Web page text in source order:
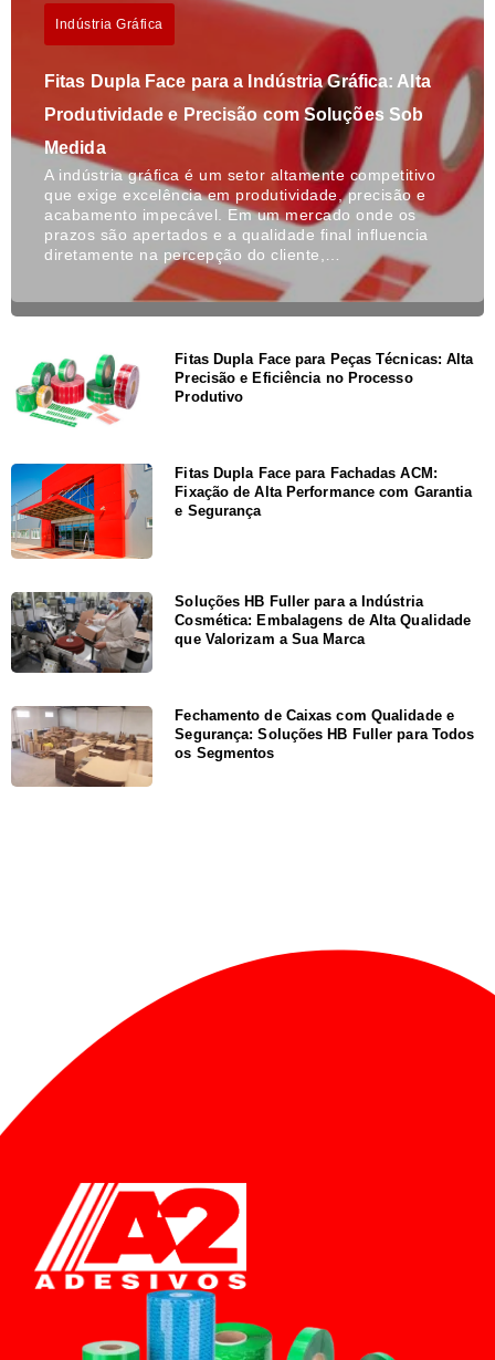
Indústria Gráfica
Fitas Dupla Face para a Indústria Gráfica: Alta
Produtividade e Precisão com Soluções Sob
Medida
A indústria gráfica é um setor altamente competitivo
que exige excelência em produtividade, precisão e
acabamento impecável. Em um mercado onde os
prazos são apertados e a qualidade final influencia
diretamente na percepção do cliente,…
Fitas Dupla Face para Peças Técnicas: Alta
Precisão e Eficiência no Processo
Produtivo
Fitas Dupla Face para Fachadas ACM:
Fixação de Alta Performance com Garantia
e Segurança
Soluções HB Fuller para a Indústria
Cosmética: Embalagens de Alta Qualidade
que Valorizam a Sua Marca
Fechamento de Caixas com Qualidade e
Segurança: Soluções HB Fuller para Todos
os Segmentos